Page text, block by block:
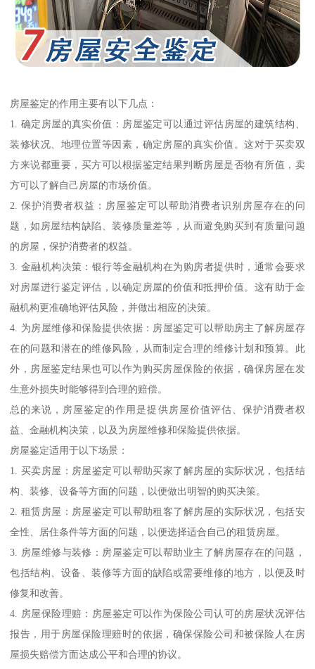
房屋鉴定的作用主要有以下几点：
1. 确定房屋的真实价值：房屋鉴定可以通过评估房屋的建筑结构、
装修状况、地理位置等因素，确定房屋的真实价值。这对于买卖双
方来说都重要，买方可以根据鉴定结果判断房屋是否物有所值，卖
方可以了解自己房屋的市场价值。
2. 保护消费者权益：房屋鉴定可以帮助消费者识别房屋存在的问
题，如房屋结构缺陷、装修质量差等，从而避免购买到有质量问题
的房屋，保护消费者的权益。
3. 金融机构决策：银行等金融机构在为购房者提供时，通常会要求
对房屋进行鉴定评估，以确定房屋的价值和抵押价值。这有助于金
融机构更准确地评估风险，并做出相应的决策。
4. 为房屋维修和保险提供依据：房屋鉴定可以帮助房主了解房屋存
在的问题和潜在的维修风险，从而制定合理的维修计划和预算。此
外，房屋鉴定结果也可以作为购买房屋保险的依据，确保房屋在发
生意外损失时能够得到合理的赔偿。
总的来说，房屋鉴定的作用是提供房屋价值评估、保护消费者权
益、金融机构决策，以及为房屋维修和保险提供依据。
房屋鉴定适用于以下场景：
1. 买卖房屋：房屋鉴定可以帮助买家了解房屋的实际状况，包括结
构、装修、设备等方面的问题，以便做出明智的购买决策。
2. 租赁房屋：房屋鉴定可以帮助租客了解房屋的实际状况，包括安
全性、居住条件等方面的问题，以便选择适合自己的租赁房屋。
3. 房屋维修与装修：房屋鉴定可以帮助业主了解房屋存在的问题，
包括结构、设备、装修等方面的缺陷或需要维修的地方，以便及时
修复和改善。
4. 房屋保险理赔：房屋鉴定可以作为保险公司认可的房屋状况评估
报告，用于房屋保险理赔时的依据，确保保险公司和被保险人在房
屋损失赔偿方面达成公平和合理的协议。